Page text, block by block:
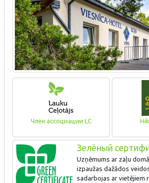
Член ассоциации LC
Зелёный
Uzņēmums ar zaļu
izpaužas dažādos
sadarbojas ar vietējiem